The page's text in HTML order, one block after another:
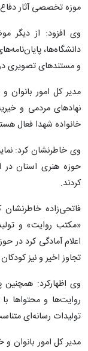
موزه تخصصی آثار
وی افزود: از دیگر
دانشگاه‌ها،
و مستندهای تصویری
مدیر کل امور بانوان
نهادهای مردمی و
خانواده شهدا فعال
وی خاطرنشان کرد:
حوزه هنری استان در
کردند.
فاتحی‌زاده
اعلام آمادگی کرد در
تجاوز اخیر و نیز
وی اظهارکرد: همچنین
روایت‌ها و محتواها
تولیدات رسانه‌ای
مدیر کل امور بانوان